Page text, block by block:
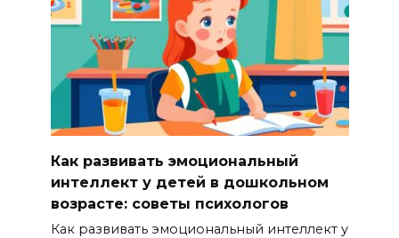
Как развивать эмоциональный
интеллект у детей в дошкольном
возрасте: советы психологов
Как развивать эмоциональный интеллект у